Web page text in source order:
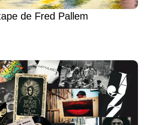
de Fred Pallem